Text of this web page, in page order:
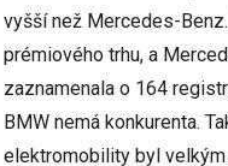
vyšší než Mercedes-
prémiového trhu, a
zaznamenala o 164
BMW nemá konkurenta.
elektromobility byl